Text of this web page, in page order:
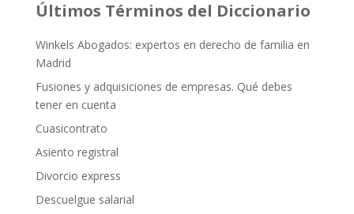
Últimos Términos del Diccionario
Winkels Abogados: expertos en derecho de familia en
Madrid
Fusiones y adquisiciones de empresas. Qué debes
tener en cuenta
Cuasicontrato
Asiento registral
Divorcio express
Descuelgue salarial